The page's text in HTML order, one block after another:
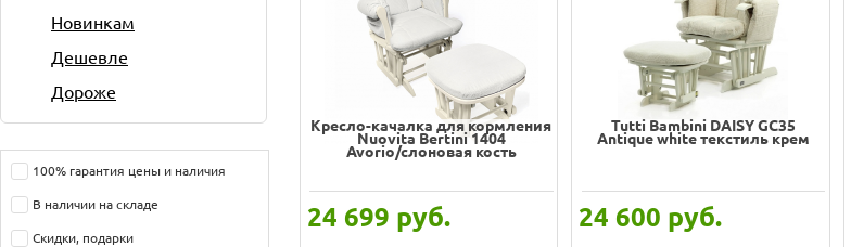
Новинкам
Дешевле
Дороже
100% гарантия цены и наличия
В наличии на складе
Скидки, подарки
Кресло-качалка для кормления
Nuovita Bertini 1404
Avorio/cлоновая кость
24 699 руб.
Tutti Bambini DAISY GC35
Antique white текстиль крем
24 600 руб.